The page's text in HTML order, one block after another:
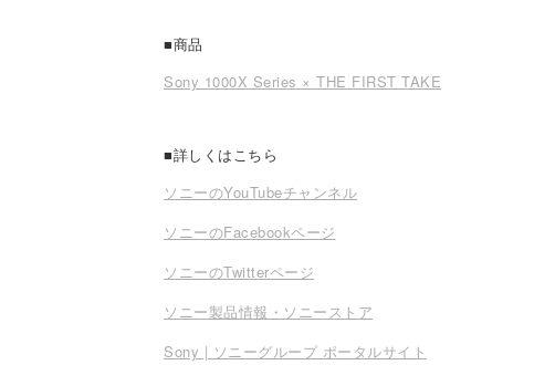
■商品
Sony 1000X Series × THE FIRST TAKE
■詳しくはこちら
ソニーのYouTubeチャンネル
ソニーのFacebookページ
ソニーのTwitterページ
ソニー製品情報・ソニーストア
Sony | ソニーグループ ポータルサイト